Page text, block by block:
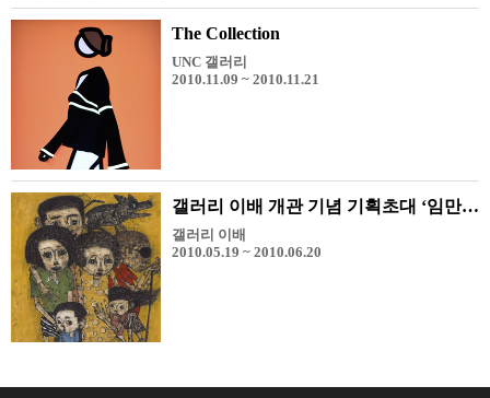
The Collection
UNC 갤러리
2010.11.09 ~ 2010.11.21
갤러리 이배 개관 기념 기획초대 ‘임만혁 전’
갤러리 이배
2010.05.19 ~ 2010.06.20